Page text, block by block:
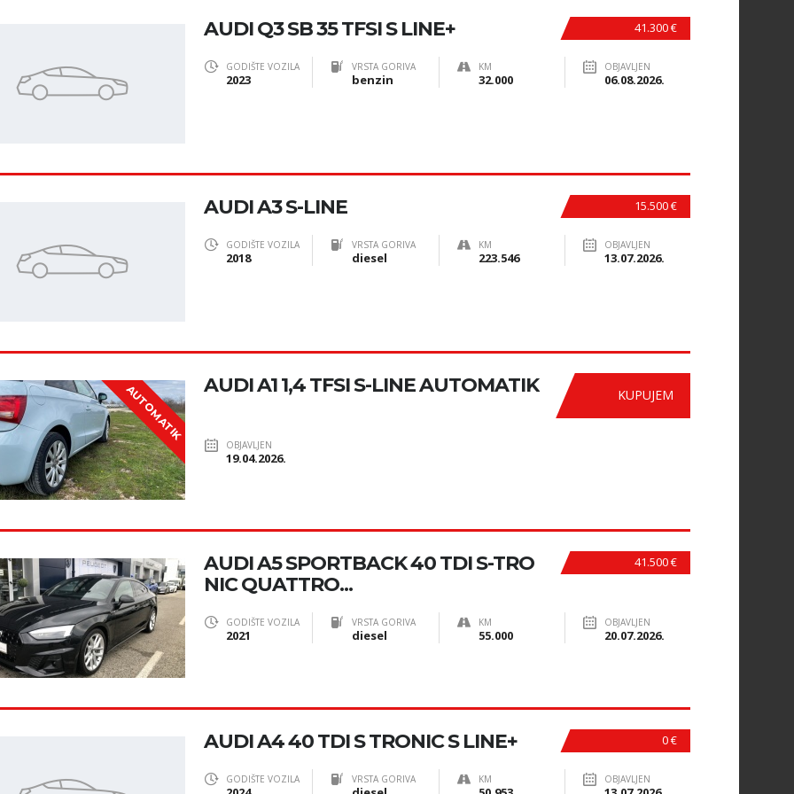
41.300 €
AUDI Q3 SB 35 TFSI S LINE+
GODIŠTE VOZILA
2023
VRSTA GORIVA
benzin
KM
32.000
OBJAVLJEN
06.08.2026.
15.500 €
AUDI A3 S-LINE
GODIŠTE VOZILA
2018
VRSTA GORIVA
diesel
KM
223.546
OBJAVLJEN
13.07.2026.
AUTOMATIK KUPUJEM
AUDI A1 1,4 TFSI S-LINE AUTOMATIK
OBJAVLJEN
19.04.2026.
41.500 €
AUDI A5 SPORTBACK 40 TDI S-TRO
NIC QUATTRO...
GODIŠTE VOZILA
2021
VRSTA GORIVA
diesel
KM
55.000
OBJAVLJEN
20.07.2026.
0 €
AUDI A4 40 TDI S TRONIC S LINE+
GODIŠTE VOZILA VRSTA GORIVA KM OBJAVLJEN